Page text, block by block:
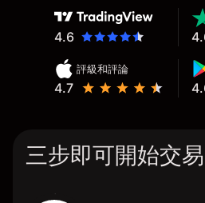
4.6
評級和評論
4.7
三步即可開始交易